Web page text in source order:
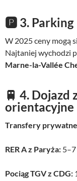
🅿️ 3. Parking
W 2025 ceny mogą
Najtaniej wychodzi
Marne-la-Vallée
🚆 4. Dojazd
orientacyjne
Transfery
RER A z Paryża:
Pociąg TGV z CDG: